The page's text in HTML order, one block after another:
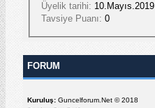
Üyelik tarihi: 10.Mayıs.2019
Tavsiye Puanı: 0
FORUM
Kuruluş: Guncelforum.Net © 2018